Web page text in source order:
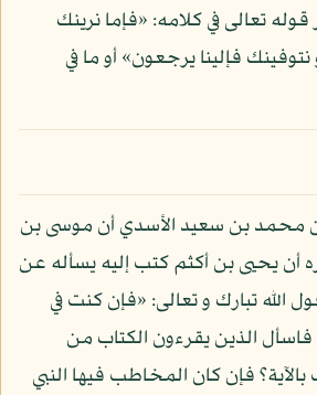
تعالى في كلامه: «فإما نرينك
فإلينا يرجعون» أو ما في
محمد بن سعيد الأسدي أن موسى بن
أن يحيى بن أكثم كتب إليه يسأله عن
الله تبارك و تعالى: «فإن كنت في
فاسأل الذين يقرءون الكتاب من
فإن كان المخاطب فيها النبي